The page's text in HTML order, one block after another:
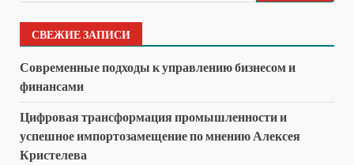
СВЕЖИЕ ЗАПИСИ
Современные подходы к управлению бизнесом и
финансами
Цифровая трансформация промышленности и
успешное импортозамещение по мнению Алексея
Кристелева